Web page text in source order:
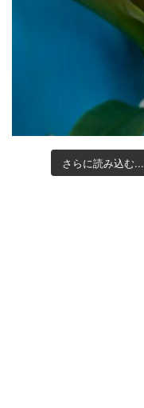
さらに読み込む...